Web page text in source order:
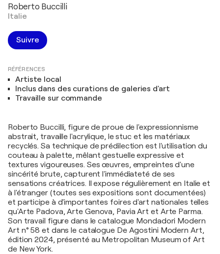
Roberto Buccilli
Italie
Suivre
RÉFÉRENCES
Artiste local
Inclus dans des curations de galeries d'art
Travaille sur commande
Roberto Buccilli, figure de proue de l'expressionnisme
abstrait, travaille l'acrylique, le stuc et les matériaux
recyclés. Sa technique de prédilection est l'utilisation du
couteau à palette, mêlant gestuelle expressive et
textures vigoureuses. Ses œuvres, empreintes d'une
sincérité brute, capturent l'immédiateté de ses
sensations créatrices. Il expose régulièrement en Italie et
à l'étranger (toutes ses expositions sont documentées)
et participe à d'importantes foires d'art nationales telles
qu'Arte Padova, Arte Genova, Pavia Art et Arte Parma.
Son travail figure dans le catalogue Mondadori Modern
Art n° 58 et dans le catalogue De Agostini Modern Art,
édition 2024, présenté au Metropolitan Museum of Art
de New York.